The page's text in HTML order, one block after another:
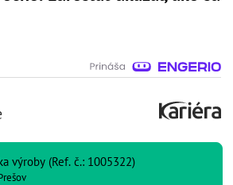
výroby (Ref. č.: 1005322)